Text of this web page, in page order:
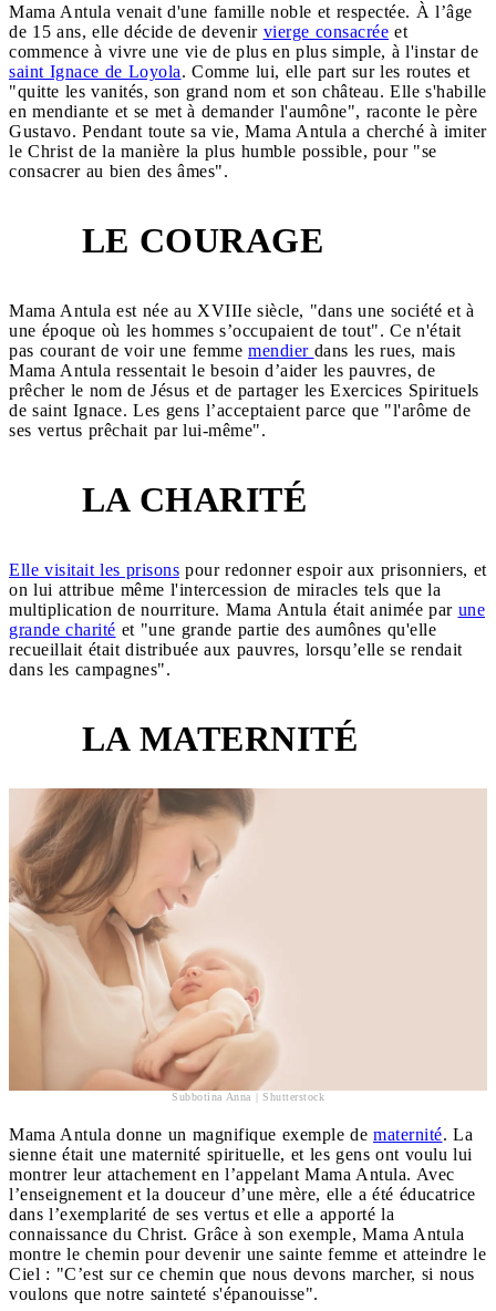
Mama Antula venait d'une famille noble et respectée. À l’âge
de 15 ans, elle décide de devenir vierge consacrée et
commence à vivre une vie de plus en plus simple, à l'instar de
saint Ignace de Loyola. Comme lui, elle part sur les routes et
"quitte les vanités, son grand nom et son château. Elle s'habille
en mendiante et se met à demander l'aumône", raconte le père
Gustavo. Pendant toute sa vie, Mama Antula a cherché à imiter
le Christ de la manière la plus humble possible, pour "se
consacrer au bien des âmes".
LE COURAGE
Mama Antula est née au XVIIIe siècle, "dans une société et à
une époque où les hommes s’occupaient de tout". Ce n'était
pas courant de voir une femme mendier dans les rues, mais
Mama Antula ressentait le besoin d’aider les pauvres, de
prêcher le nom de Jésus et de partager les Exercices Spirituels
de saint Ignace. Les gens l’acceptaient parce que "l'arôme de
ses vertus prêchait par lui-même".
LA CHARITÉ
Elle visitait les prisons pour redonner espoir aux prisonniers, et
on lui attribue même l'intercession de miracles tels que la
multiplication de nourriture. Mama Antula était animée par une
grande charité et "une grande partie des aumônes qu'elle
recueillait était distribuée aux pauvres, lorsqu’elle se rendait
dans les campagnes".
LA MATERNITÉ
Subbotina Anna | Shutterstock
Mama Antula donne un magnifique exemple de maternité. La
sienne était une maternité spirituelle, et les gens ont voulu lui
montrer leur attachement en l’appelant Mama Antula. Avec
l’enseignement et la douceur d’une mère, elle a été éducatrice
dans l’exemplarité de ses vertus et elle a apporté la
connaissance du Christ. Grâce à son exemple, Mama Antula
montre le chemin pour devenir une sainte femme et atteindre le
Ciel : "C’est sur ce chemin que nous devons marcher, si nous
voulons que notre sainteté s'épanouisse".